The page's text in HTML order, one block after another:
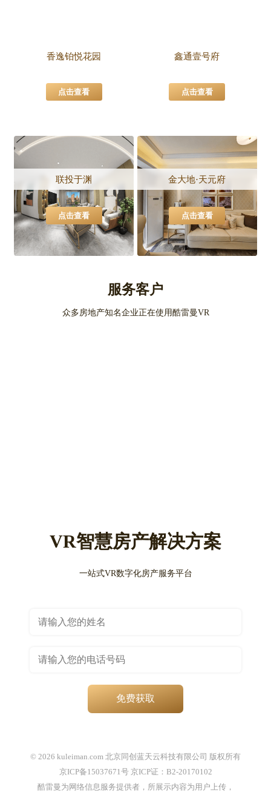
香逸铂悦花园
点击查看
鑫通壹号府
点击查看
联投于渊
点击查看
金大地·天元府
点击查看
服务客户
众多房地产知名企业正在使用酷雷曼VR
VR智慧房产解决方案
一站式VR数字化房产服务平台
免费获取
© 2026 kuleiman.com 北京同创蓝天云科技有限公司 版权所有
京ICP备15037671号 京ICP证：B2-20170102
酷雷曼为网络信息服务提供者，所展示内容为用户上传，